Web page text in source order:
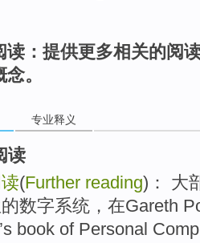
读：提供更多相关的阅
。
专业释义
读
(Further reading)： 大
数字系统，在Gareth
book of Personal